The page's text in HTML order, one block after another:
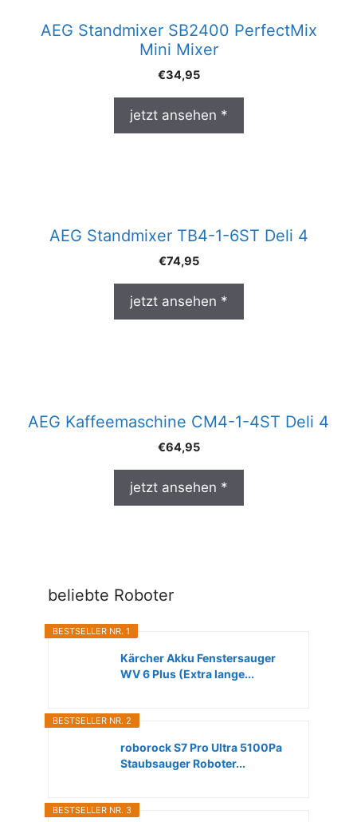
AEG Standmixer SB2400 PerfectMix
Mini Mixer
€34,95
jetzt ansehen *
AEG Standmixer TB4-1-6ST Deli 4
€74,95
jetzt ansehen *
AEG Kaffeemaschine CM4-1-4ST Deli 4
€64,95
jetzt ansehen *
beliebte Roboter
BESTSELLER NR. 1
Kärcher Akku Fenstersauger
WV 6 Plus (Extra lange...
BESTSELLER NR. 2
roborock S7 Pro Ultra 5100Pa
Staubsauger Roboter...
BESTSELLER NR. 3